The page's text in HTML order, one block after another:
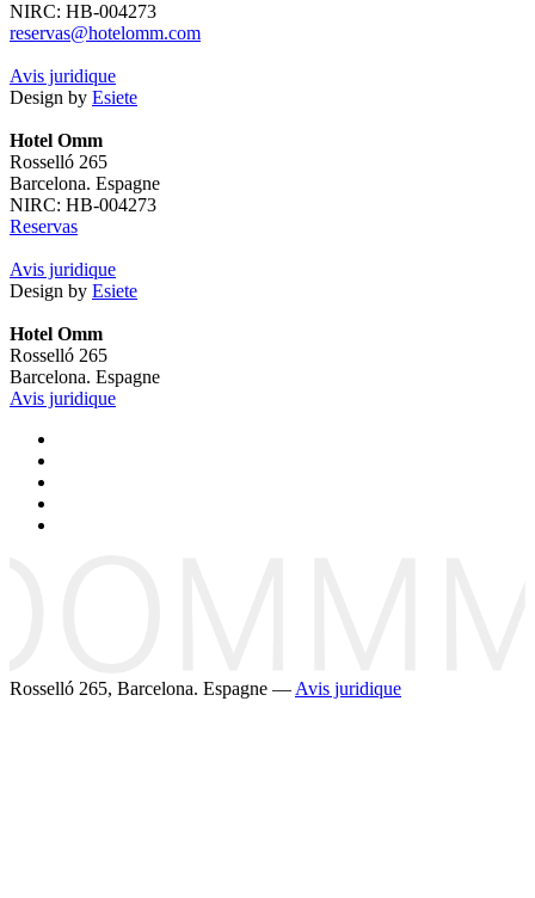
NIRC: HB-004273
reservas@hotelomm.com
Avis juridique
Design by Esiete
Hotel Omm
Rosselló 265
Barcelona. Espagne
NIRC: HB-004273
Reservas
Avis juridique
Design by Esiete
Hotel Omm
Rosselló 265
Barcelona. Espagne
Avis juridique
Rosselló 265, Barcelona. Espagne — Avis juridique